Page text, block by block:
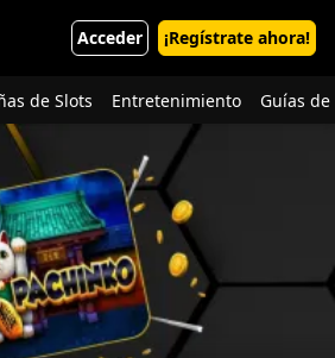
Acceder ¡Regístrate ahora!
de Slots Entretenimiento Guías